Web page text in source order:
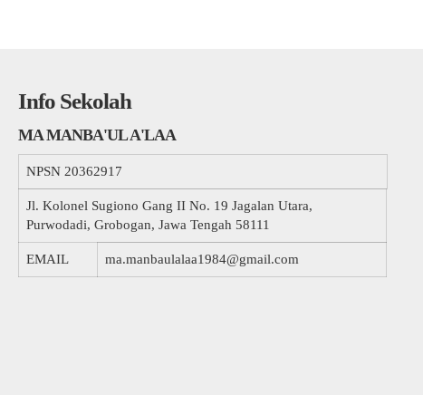
Info Sekolah
MA MANBA'UL A'LAA
NPSN 20362917
Jl. Kolonel Sugiono Gang II No. 19 Jagalan Utara,
Purwodadi, Grobogan, Jawa Tengah 58111
EMAIL ma.manbaulalaa1984@gmail.com